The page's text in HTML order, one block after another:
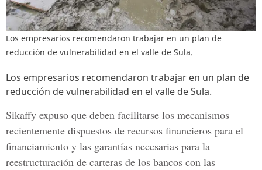
Los empresarios recomendaron trabajar en un plan de
reducción de vulnerabilidad en el valle de Sula.
Los empresarios recomendaron trabajar en un plan de
reducción de vulnerabilidad en el valle de Sula.
Sikaffy expuso que deben facilitarse los mecanismos
recientemente dispuestos de recursos financieros para el
financiamiento y las garantías necesarias para la
reestructuración de carteras de los bancos con las